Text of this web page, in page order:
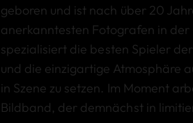
geboren und ist nach über 20
anerkanntesten Fotografen in
spezialisiert die besten Spieler
und die einzigartige Atmosphäre
in Szene zu setzen. Im Moment
Bildband, der demnächst in